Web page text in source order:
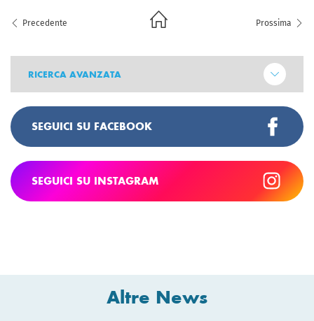
Precedente Prossima
RICERCA AVANZATA
SEGUICI SU FACEBOOK
SEGUICI SU INSTAGRAM
Altre News